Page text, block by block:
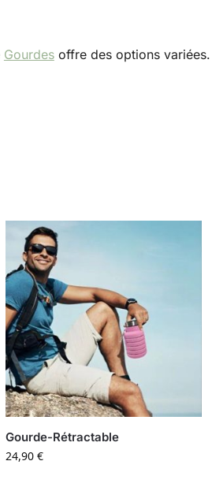
Gourdesoffre des options variées.
Gourde-Rétractable
24,90€